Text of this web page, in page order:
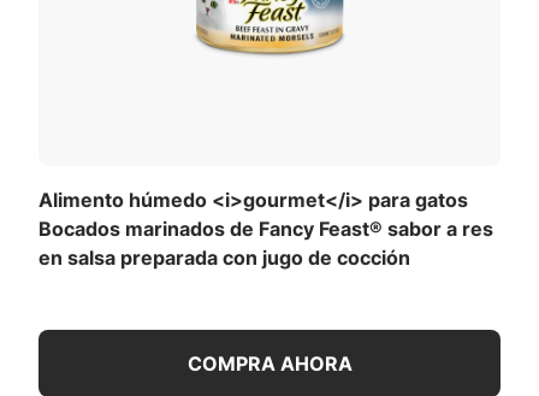
Alimento húmedo <i>gourmet</i> para gatos
Bocados marinados de Fancy Feast® sabor a res
en salsa preparada con jugo de cocción
COMPRA AHORA